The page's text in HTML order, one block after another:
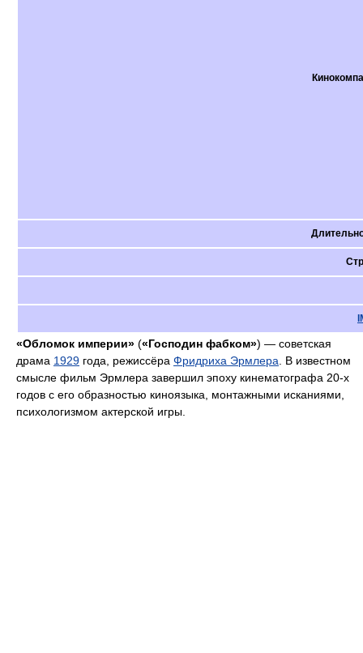
«Обломок империи» («Господин фабком») — советская
драма 1929 года, режиссёра Фридриха Эрмлера . В известном
смысле фильм Эрмлера завершил эпоху кинематографа 20-х
годов с его образностью киноязыка, монтажными исканиями,
психологизмом актерской игры.